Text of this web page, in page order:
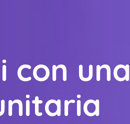
con una